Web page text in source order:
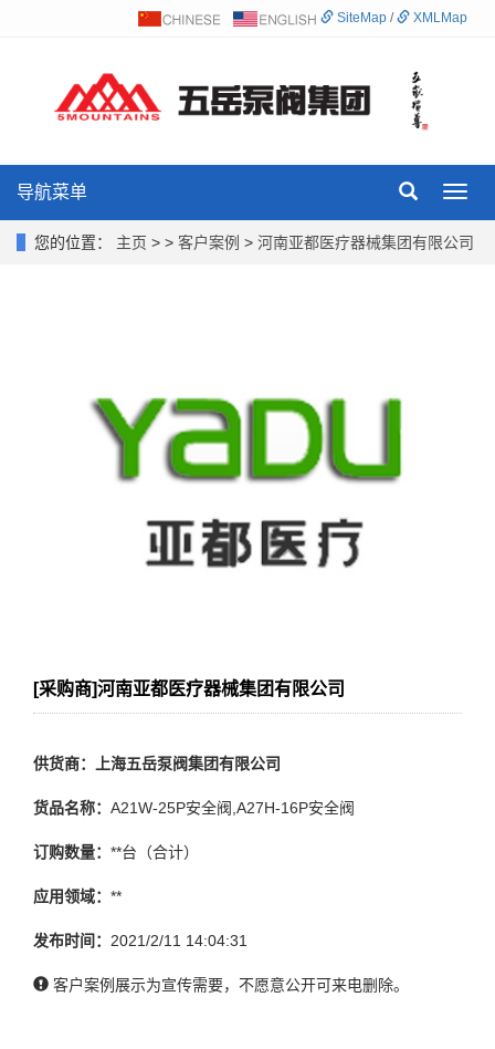
SiteMap / XMLMap
导航菜单
您的位置： 主页 > > 客户案例 > 河南亚都医疗器械集团有限公司
[采购商]河南亚都医疗器械集团有限公司
供货商：上海五岳泵阀集团有限公司
货品名称： A21W-25P安全阀,A27H-16P安全阀
订购数量： **台（合计）
应用领域： **
发布时间： 2021/2/11 14:04:31
客户案例展示为宣传需要，不愿意公开可来电删除。